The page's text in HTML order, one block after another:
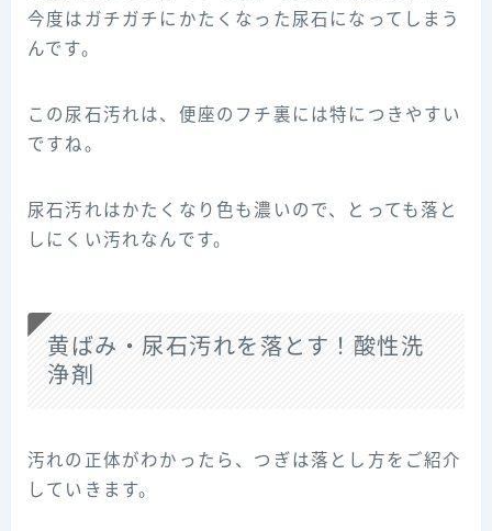
今度はガチガチにかたくなった尿石になってしまう
んです。
この尿石汚れは、便座のフチ裏には特につきやすい
ですね。
尿石汚れはかたくなり色も濃いので、とっても落と
しにくい汚れなんです。
黄ばみ・尿石汚れを落とす！酸性洗
浄剤
汚れの正体がわかったら、つぎは落とし方をご紹介
していきます。